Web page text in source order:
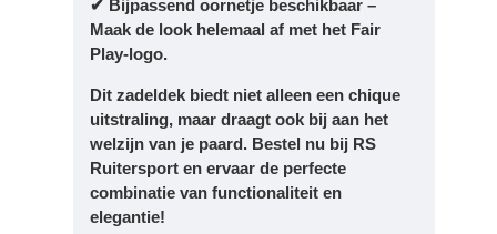
✔ Bijpassend oornetje beschikbaar –
Maak de look helemaal af met het Fair
Play-logo.
Dit zadeldek biedt niet alleen een chique
uitstraling, maar draagt ook bij aan het
welzijn van je paard. Bestel nu bij RS
Ruitersport en ervaar de perfecte
combinatie van functionaliteit en
elegantie!